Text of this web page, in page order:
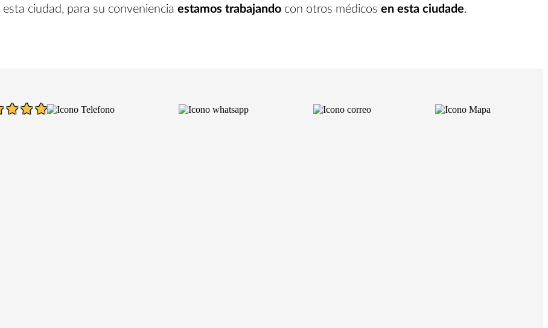
esta ciudad, para su conveniencia estamos trabajando con otros médicos en esta ciudade.